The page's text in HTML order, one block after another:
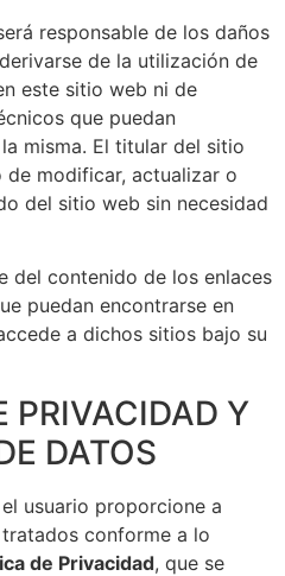
responsable de los daños
de la utilización de
este sitio web ni de
que puedan
misma. El titular del sitio
de modificar, actualizar o
del sitio web sin necesidad
del contenido de los enlaces
puedan encontrarse en
a dichos sitios bajo su
PRIVACIDAD Y
DATOS
usuario proporcione a
conforme a lo
de Privacidad, que se